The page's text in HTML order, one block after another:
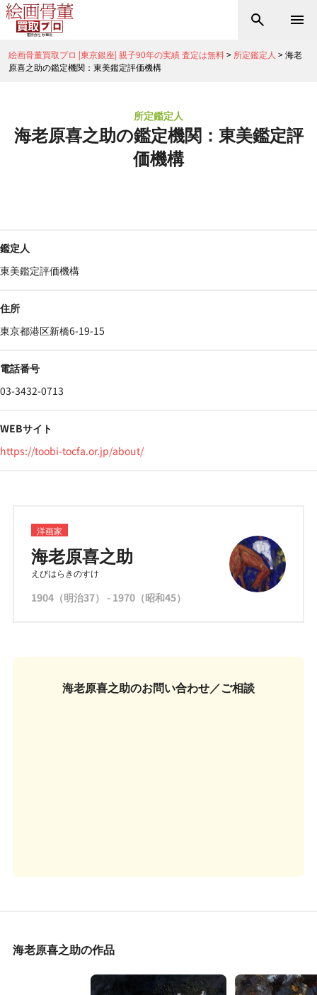
絵画骨董買取プロ |東京銀座| 親子90年の実績 査定は無料> 所定鑑定人 >海老
原喜之助の鑑定機関：東美鑑定評価機構
所定鑑定人
海老原喜之助の鑑定機関：東美鑑定評
価機構
鑑定人
東美鑑定評価機構
住所
東京都港区新橋6-19-15
電話番号
03-3432-0713
WEBサイト
https://toobi-tocfa.or.jp/about/
洋画家
海老原喜之助
えびはらきのすけ
1904（明治37） - 1970（昭和45）
海老原喜之助のお問い合わせ／ご相談
海老原喜之助の作品